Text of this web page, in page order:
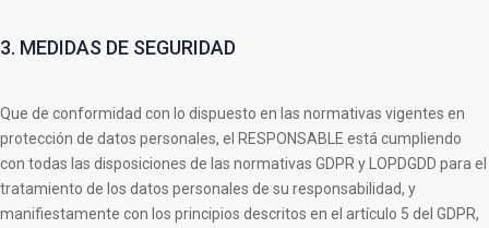
3. MEDIDAS DE SEGURIDAD
Que de conformidad con lo dispuesto en las normativas vigentes en
protección de datos personales, el RESPONSABLE está cumpliendo
con todas las disposiciones de las normativas GDPR y LOPDGDD para el
tratamiento de los datos personales de su responsabilidad, y
manifiestamente con los principios descritos en el artículo 5 del GDPR,